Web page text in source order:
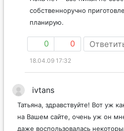
собственноручно
планирую.
0 0
18.04.09 17:32
ivtans
Татьяна, здравствуйте! Вот уж
на Вашем сайте, очень уж он
даже воспользовалась